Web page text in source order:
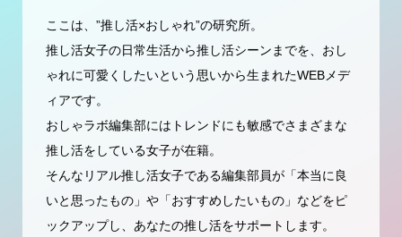
ここは、”推し活×おしゃれ”の研究所。
推し活女子の日常生活から推し活シーンまでを、おし
ゃれに可愛くしたいという思いから生まれたWEBメデ
ィアです。
おしゃラボ編集部にはトレンドにも敏感でさまざまな
推し活をしている女子が在籍。
そんなリアル推し活女子である編集部員が「本当に良
いと思ったもの」や「おすすめしたいもの」などをピ
ックアップし、あなたの推し活をサポートします。